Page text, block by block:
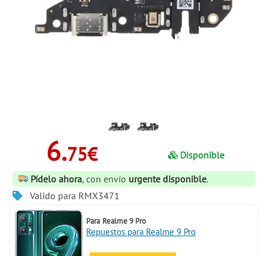
6.75€
Disponible
Pídelo ahora, con envío urgente disponible.
Valido para RMX3471
Para Realme 9 Pro
Repuestos para Realme 9 Pro